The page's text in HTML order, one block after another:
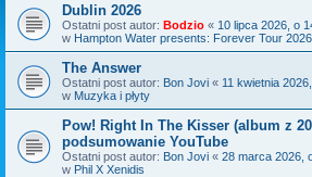
Dublin 2026
Ostatni post autor: Bodzio « 10 lipca 2026, o
w Hampton Water presents: Forever Tour 2026
The Answer
Ostatni post autor: Bon Jovi « 11 kwietnia
w Muzyka i płyty
Pow! Right In The Kisser (album z
podsumowanie YouTube
Ostatni post autor: Bon Jovi « 28 marca 2026,
w Phil X Xenidis